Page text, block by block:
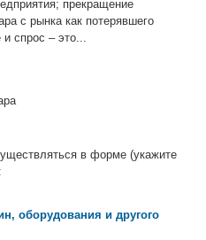
прекращение
с рынка как потерявшего
и спрос – это...
в форме (укажите
оборудования и другого